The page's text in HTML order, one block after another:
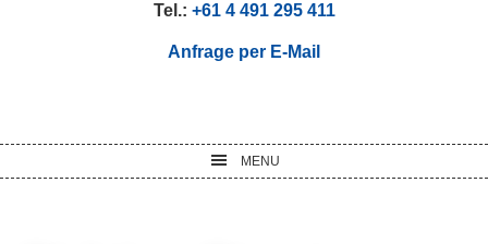
Tel.: +61 4 491 295 411
Anfrage per E-Mail
MENU